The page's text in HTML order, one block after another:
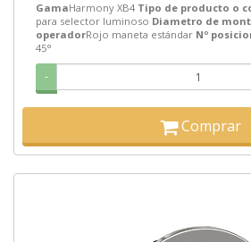
GamaHarmony XB4 Tipo de producto o
para selector luminoso Diametro de
operadorRojo maneta estándar Nº
45°
-
Comprar